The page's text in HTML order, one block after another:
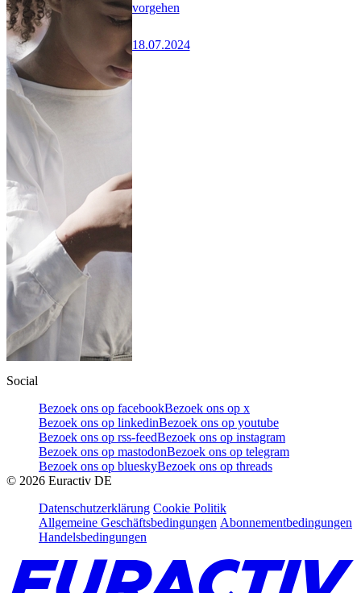
vorgehen
18.07.2024
Social
Bezoek ons op facebookBezoek ons op x
Bezoek ons op linkedinBezoek ons op youtube
Bezoek ons op rss-feedBezoek ons op instagram
Bezoek ons op mastodonBezoek ons op telegram
Bezoek ons op blueskyBezoek ons op threads
© 2026 Euractiv DE
Datenschutzerklärung Cookie Politik
Allgemeine Geschäftsbedingungen Abonnementbedingungen
Handelsbedingungen